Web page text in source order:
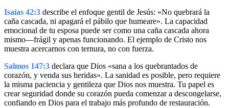
Isaías 42:3 describe el enfoque gentil de Jesús: «No quebrará la
caña cascada, ni apagará el pábilo que humeare». La capacidad
emocional de tu esposa puede ser como una caña cascada ahora
mismo—frágil y apenas funcionando. El ejemplo de Cristo nos
muestra acercarnos con ternura, no con fuerza.
Salmos 147:3 declara que Dios «sana a los quebrantados de
corazón, y venda sus heridas». La sanidad es posible, pero requiere
la misma paciencia y gentileza que Dios nos muestra. Tu papel es
crear seguridad donde su corazón pueda comenzar a descongelarse,
confiando en Dios para el trabajo más profundo de restauración.